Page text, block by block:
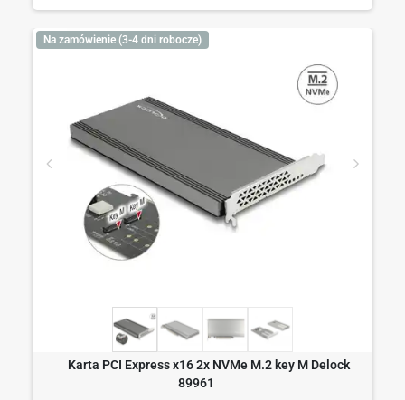
Na zamówienie (3-4 dni robocze)
Karta PCI Express x16 2x NVMe M.2 key M Delock
89961